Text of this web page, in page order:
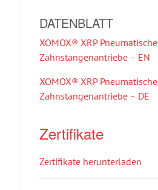
DATENBLATT
XOMOX® XRP Pneumatische
Zahnstangenantriebe – EN
XOMOX® XRP Pneumatische
Zahnstangenantriebe – DE
Zertifikate
Zertifikate herunterladen